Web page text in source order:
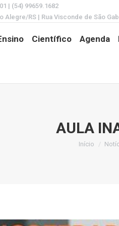
| (54) 99659.1682
RS | Rua Visconde de São
Científico Agenda
AULA
Você está
Início